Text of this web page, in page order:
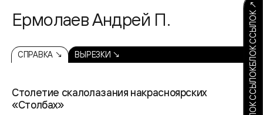
Ермолаев Андрей П.
СПРАВКА ↘ ВЫРЕЗКИ ↘
Столетие скалолазания накрасноярских
«Столбах»
БЛОК ССЫЛОКБЛОК ССЫЛОК ↗